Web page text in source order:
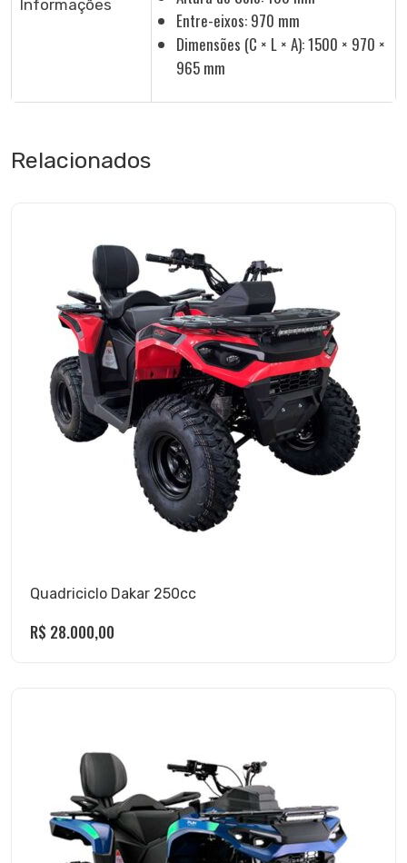
Informações
Entre-eixos: 970 mm
Dimensões (C × L × A): 1500 × 970 ×
965 mm
Relacionados
Quadriciclo Dakar 250cc
R$ 28.000,00